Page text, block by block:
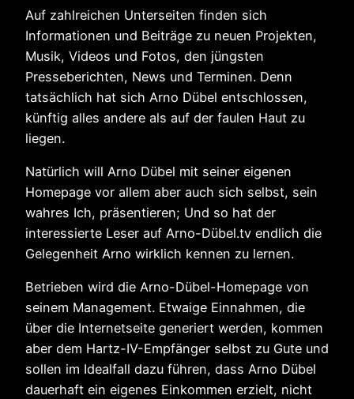
Auf zahlreichen Unterseiten finden sich
Informationen und Beiträge zu neuen Projekten,
Musik, Videos und Fotos, den jüngsten
Presseberichten, News und Terminen. Denn
tatsächlich hat sich Arno Dübel entschlossen,
künftig alles andere als auf der faulen Haut zu
liegen.
Natürlich will Arno Dübel mit seiner eigenen
Homepage vor allem aber auch sich selbst, sein
wahres Ich, präsentieren; Und so hat der
interessierte Leser auf Arno-Dübel.tv endlich die
Gelegenheit Arno wirklich kennen zu lernen.
Betrieben wird die Arno-Dübel-Homepage von
seinem Management. Etwaige Einnahmen, die
über die Internetseite generiert werden, kommen
aber dem Hartz-IV-Empfänger selbst zu Gute und
sollen im Idealfall dazu führen, dass Arno Dübel
dauerhaft ein eigenes Einkommen erzielt, nicht